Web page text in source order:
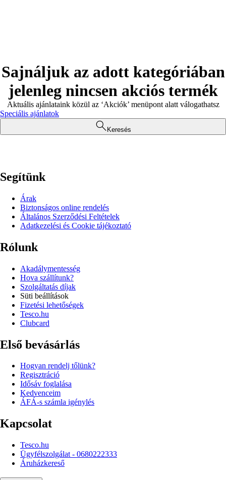
Sajnáljuk az adott kategóriában
jelenleg nincsen akciós termék
Aktuális ajánlataink közül az ‘Akciók’ menüpont alatt válogathatsz
Speciális ajánlatok
Keresés
Segítünk
Árak
Biztonságos online rendelés
Általános Szerződési Feltételek
Adatkezelési és Cookie tájékoztató
Rólunk
Akadálymentesség
Hova szállítunk?
Szolgáltatás díjak
Süti beállítások
Fizetési lehetőségek
Tesco.hu
Clubcard
Első bevásárlás
Hogyan rendelj tőlünk?
Regisztráció
Idősáv foglalása
Kedvenceim
ÁFÁ-s számla igénylés
Kapcsolat
Tesco.hu
Ügyfélszolgálat - 0680222333
Áruházkereső